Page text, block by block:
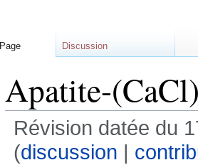
Apatite-
Révision datée du
(discussion |
Page Discussion